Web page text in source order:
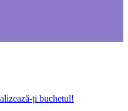
ți buchetul!